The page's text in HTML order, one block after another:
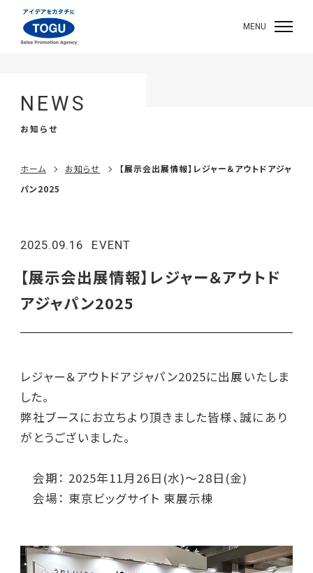
MENU
NEWS
お知らせ
ホーム お知らせ
【展示会出展情報】レジャー＆アウトドアジャ
パン2025
2025.09.16 EVENT
【展示会出展情報】レジャー＆アウトド
アジャパン2025
レジャー＆アウトドアジャパン2025に出展いたしま
した。
弊社ブースにお立ちより頂きました皆様、誠にあり
がとうございました。
会期： 2025年11月26日(水)～28日(金)
会場： 東京ビッグサイト 東展示棟